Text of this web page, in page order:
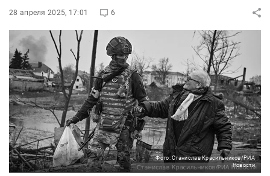
28 апреля 2025, 17:01 6
Фото: Станислав Красильников/РИА
Новости